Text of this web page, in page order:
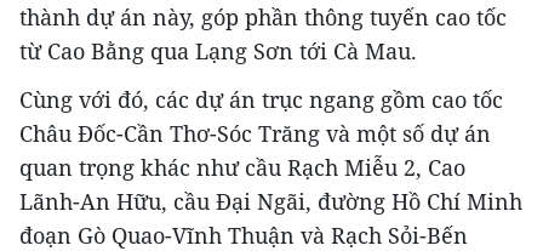
thành dự án này, góp phần thông tuyến cao tốc
từ Cao Bằng qua Lạng Sơn tới Cà Mau.
Cùng với đó, các dự án trục ngang gồm cao tốc
Châu Đốc-Cần Thơ-Sóc Trăng và một số dự án
quan trọng khác như cầu Rạch Miễu 2, Cao
Lãnh-An Hữu, cầu Đại Ngãi, đường Hồ Chí Minh
đoạn Gò Quao-Vĩnh Thuận và Rạch Sỏi-Bến